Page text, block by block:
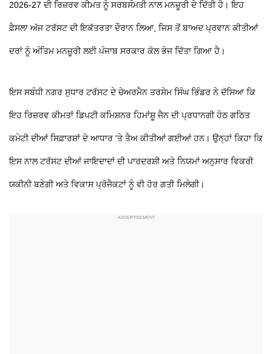
2026-27 ਦੀ ਰਿਜ਼ਰਵ ਕੀਮਤ ਨੂੰ ਸਰਬਸੰਮਤੀ ਨਾਲ ਮਨਜ਼ੂਰੀ ਦੇ ਦਿੱਤੀ ਹੈ। ਇਹ
ਫ਼ੈਸਲਾ ਅੱਜ ਟਰੱਸਟ ਦੀ ਇਕੱਤਰਤਾ ਦੌਰਾਨ ਲਿਆ, ਜਿਸ ਤੋਂ ਬਾਅਦ ਪ੍ਰਵਾਨ ਕੀਤੀਆਂ
ਦਰਾਂ ਨੂੰ ਅੰਤਿਮ ਮਨਜ਼ੂਰੀ ਲਈ ਪੰਜਾਬ ਸਰਕਾਰ ਕੋਲ ਭੇਜ ਦਿੱਤਾ ਗਿਆ ਹੈ।
ਇਸ ਸਬੰਧੀ ਨਗਰ ਸੁਧਾਰ ਟਰੱਸਟ ਦੇ ਚੇਅਰਮੈਨ ਤਰਸੇਮ ਸਿੰਘ ਭਿੰਡਰ ਨੇ ਦੱਸਿਆ ਕਿ
ਇਹ ਰਿਜ਼ਰਵ ਕੀਮਤਾਂ ਡਿਪਟੀ ਕਮਿਸ਼ਨਰ ਹਿਮਾਂਸ਼ੂ ਜੈਨ ਦੀ ਪ੍ਰਧਾਨਗੀ ਹੇਠ ਗਠਿਤ
ਕਮੇਟੀ ਦੀਆਂ ਸਿਫ਼ਾਰਸ਼ਾਂ ਦੇ ਆਧਾਰ 'ਤੇ ਤੈਅ ਕੀਤੀਆਂ ਗਈਆਂ ਹਨ। ਉਨ੍ਹਾਂ ਕਿਹਾ ਕਿ
ਇਸ ਨਾਲ ਟਰੱਸਟ ਦੀਆਂ ਜਾਇਦਾਦਾਂ ਦੀ ਪਾਰਦਰਸ਼ੀ ਅਤੇ ਨਿਯਮਾਂ ਅਨੁਸਾਰ ਵਿਕਰੀ
ਯਕੀਨੀ ਬਣੇਗੀ ਅਤੇ ਵਿਕਾਸ ਪ੍ਰੋਜੈਕਟਾਂ ਨੂੰ ਵੀ ਹੋਰ ਗਤੀ ਮਿਲੇਗੀ।